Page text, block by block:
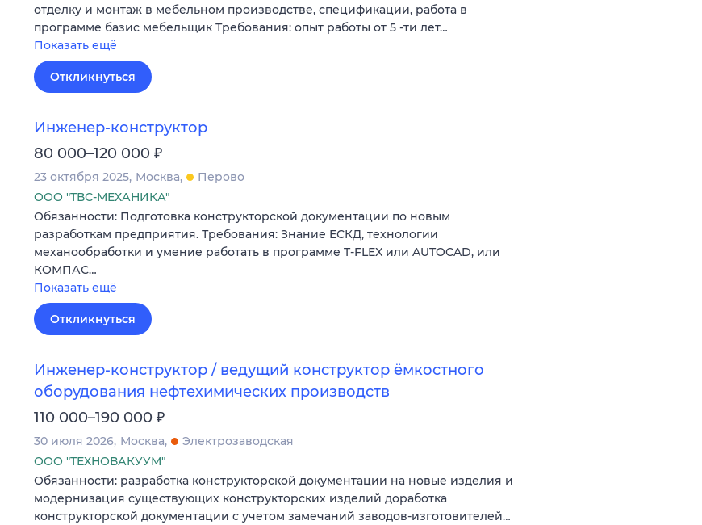
отделку и монтаж в мебельном производстве, спецификации, работа в
программе базис мебельщик Требования: опыт работы от 5 -ти лет…
Показать ещё
Откликнуться
Инженер-конструктор
80 000–120 000 ₽
23 октября 2025 Москва
Перово
ООО "ТВС-МЕХАНИКА"
Обязанности: Подготовка конструкторской документации по новым
разработкам предприятия. Требования: Знание ЕСКД, технологии
механообработки и умение работать в программе T-FLEX или AUTOCAD, или
КОМПАС…
Показать ещё
Откликнуться
Инженер-конструктор / ведущий конструктор ёмкостного
оборудования нефтехимических производств
110 000–190 000 ₽
30 июля 2026 Москва
Электрозаводская
ООО "ТЕХНОВАКУУМ"
Обязанности: разработка конструкторской документации на новые изделия и
модернизация существующих конструкторских изделий доработка
конструкторской документации с учетом замечаний заводов-изготовителей…